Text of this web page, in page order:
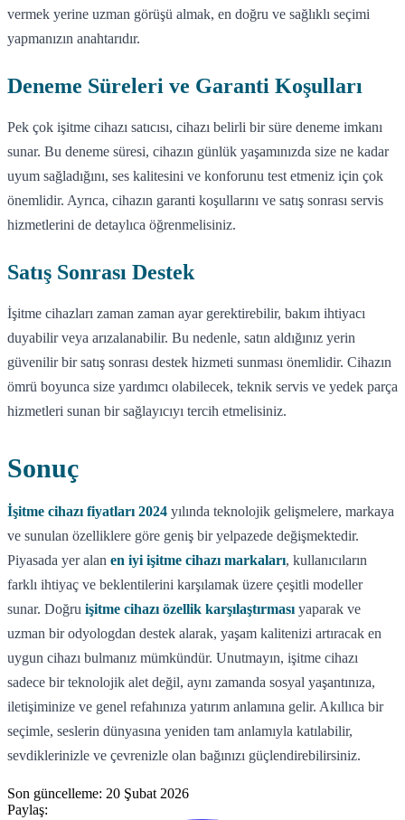
vermek yerine uzman görüşü almak, en doğru ve sağlıklı seçimi
yapmanızın anahtarıdır.
Deneme Süreleri ve Garanti Koşulları
Pek çok işitme cihazı satıcısı, cihazı belirli bir süre deneme imkanı
sunar. Bu deneme süresi, cihazın günlük yaşamınızda size ne kadar
uyum sağladığını, ses kalitesini ve konforunu test etmeniz için çok
önemlidir. Ayrıca, cihazın garanti koşullarını ve satış sonrası servis
hizmetlerini de detaylıca öğrenmelisiniz.
Satış Sonrası Destek
İşitme cihazları zaman zaman ayar gerektirebilir, bakım ihtiyacı
duyabilir veya arızalanabilir. Bu nedenle, satın aldığınız yerin
güvenilir bir satış sonrası destek hizmeti sunması önemlidir. Cihazın
ömrü boyunca size yardımcı olabilecek, teknik servis ve yedek parça
hizmetleri sunan bir sağlayıcıyı tercih etmelisiniz.
Sonuç
İşitme cihazı fiyatları 2024 yılında teknolojik gelişmelere, markaya
ve sunulan özelliklere göre geniş bir yelpazede değişmektedir.
Piyasada yer alan en iyi işitme cihazı markaları, kullanıcıların
farklı ihtiyaç ve beklentilerini karşılamak üzere çeşitli modeller
sunar. Doğru işitme cihazı özellik karşılaştırması yaparak ve
uzman bir odyologdan destek alarak, yaşam kalitenizi artıracak en
uygun cihazı bulmanız mümkündür. Unutmayın, işitme cihazı
sadece bir teknolojik alet değil, aynı zamanda sosyal yaşantınıza,
iletişiminize ve genel refahınıza yatırım anlamına gelir. Akıllıca bir
seçimle, seslerin dünyasına yeniden tam anlamıyla katılabilir,
sevdiklerinizle ve çevrenizle olan bağınızı güçlendirebilirsiniz.
Son güncelleme: 20 Şubat 2026
Paylaş: